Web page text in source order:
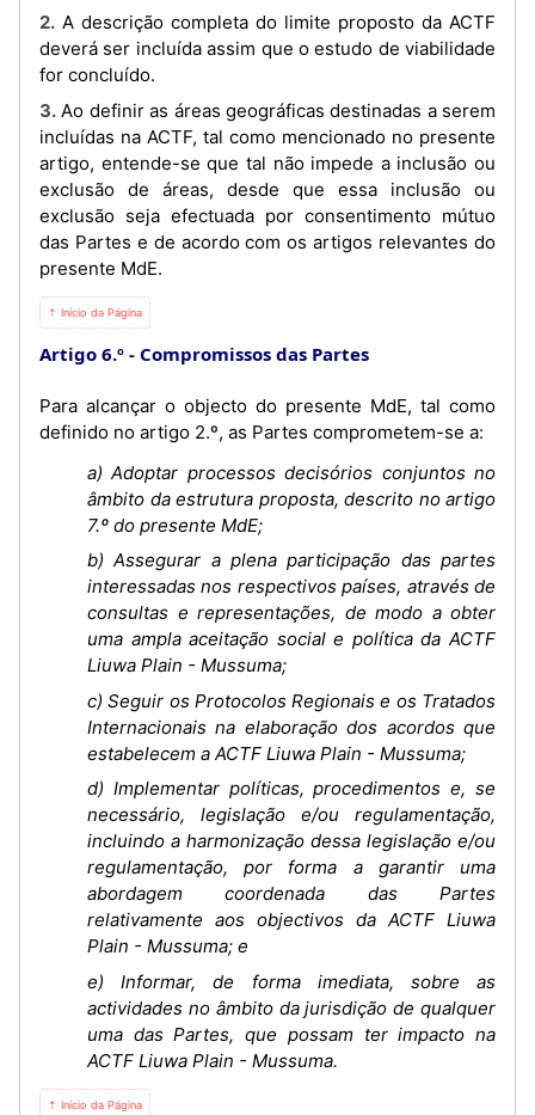
2. A descrição completa do limite proposto da ACTF
deverá ser incluída assim que o estudo de viabilidade
for concluído.
3. Ao definir as áreas geográficas destinadas a serem
incluídas na ACTF, tal como mencionado no presente
artigo, entende-se que tal não impede a inclusão ou
exclusão de áreas, desde que essa inclusão ou
exclusão seja efectuada por consentimento mútuo
das Partes e de acordo com os artigos relevantes do
presente MdE.
⇡ Início da Página
Artigo 6.º Compromissos das Partes
Para alcançar o objecto do presente MdE, tal como
definido no artigo 2.º, as Partes comprometem-se a:
a) Adoptar processos decisórios conjuntos no
âmbito da estrutura proposta, descrito no artigo
7.º do presente MdE;
b) Assegurar a plena participação das partes
interessadas nos respectivos países, através de
consultas e representações, de modo a obter
uma ampla aceitação social e política da ACTF
Liuwa Plain - Mussuma;
c) Seguir os Protocolos Regionais e os Tratados
Internacionais na elaboração dos acordos que
estabelecem a ACTF Liuwa Plain - Mussuma;
d) Implementar políticas, procedimentos e, se
necessário, legislação e/ou regulamentação,
incluindo a harmonização dessa legislação e/ou
regulamentação, por forma a garantir uma
abordagem coordenada das Partes
relativamente aos objectivos da ACTF Liuwa
Plain - Mussuma; e
e) Informar, de forma imediata, sobre as
actividades no âmbito da jurisdição de qualquer
uma das Partes, que possam ter impacto na
ACTF Liuwa Plain - Mussuma.
⇡ Início da Página